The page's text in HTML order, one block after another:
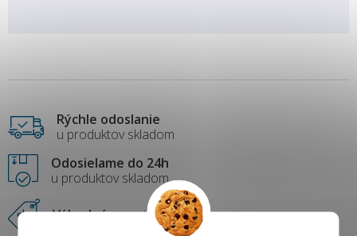
Rýchle odoslanie
u produktov skladom
Odosielame do 24h
u produktov skladom
Výhodné cenytovaru